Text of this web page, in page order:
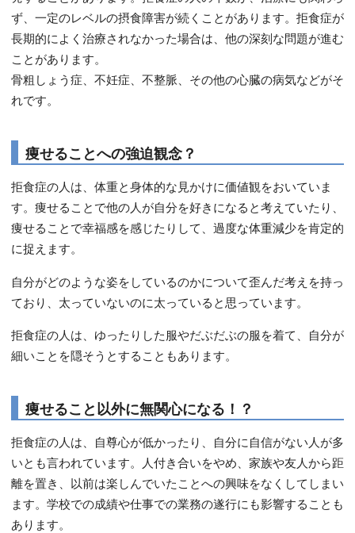
ず、一定のレベルの摂食障害が続くことがあります。拒食症が
長期的によく治療されなかった場合は、他の深刻な問題が進む
ことがあります。
骨粗しょう症、不妊症、不整脈、その他の心臓の病気などがそ
れです。
痩せることへの強迫観念？
拒食症の人は、体重と身体的な見かけに価値観をおいていま
す。痩せることで他の人が自分を好きになると考えていたり、
痩せることで幸福感を感じたりして、過度な体重減少を肯定的
に捉えます。
自分がどのような姿をしているのかについて歪んだ考えを持っ
ており、太っていないのに太っていると思っています。
拒食症の人は、ゆったりした服やだぶだぶの服を着て、自分が
細いことを隠そうとすることもあります。
痩せること以外に無関心になる！？
拒食症の人は、自尊心が低かったり、自分に自信がない人が多
いとも言われています。人付き合いをやめ、家族や友人から距
離を置き、以前は楽しんでいたことへの興味をなくしてしまい
ます。学校での成績や仕事での業務の遂行にも影響することも
あります。